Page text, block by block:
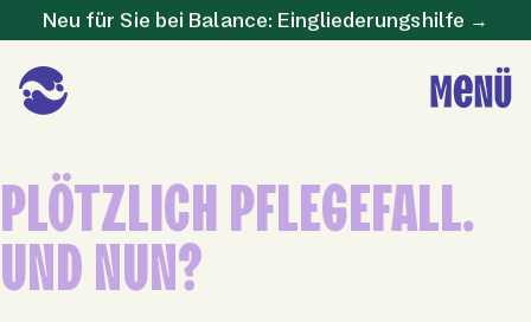
Neu für Sie bei Balance: Eingliederungshilfe →
PLÖTZLICH PFLEGEFALL.
UND NUN?